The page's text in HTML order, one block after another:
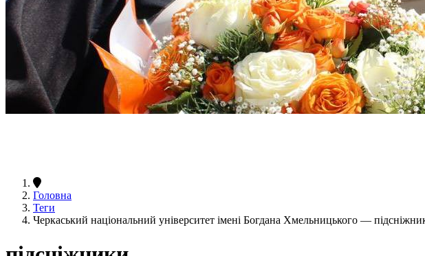
Головна
Теги
Черкаський національний університет імені Богдана Хмельницького —